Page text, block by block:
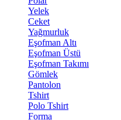
Yelek
Ceket
Yağmurluk
Eşofman Altı
Eşofman Üstü
Eşofman Takımı
Gömlek
Pantolon
Tshirt
Polo Tshirt
Forma